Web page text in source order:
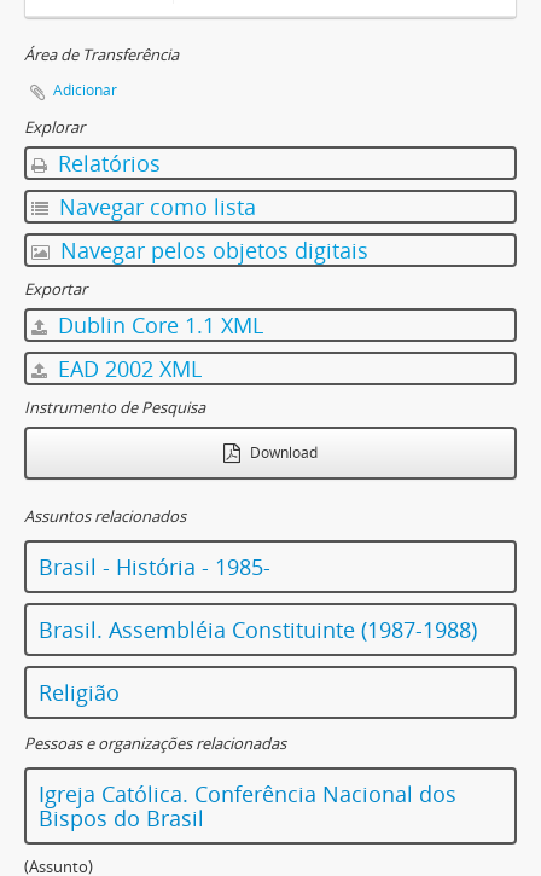
Área de Transferência
Adicionar
Explorar
Relatórios
Navegar como lista
Navegar pelos objetos digitais
Exportar
Dublin Core 1.1 XML
EAD 2002 XML
Instrumento de Pesquisa
Download
Assuntos relacionados
Brasil - História - 1985-
Brasil. Assembléia Constituinte (1987-1988)
Religião
Pessoas e organizações relacionadas
Igreja Católica. Conferência Nacional dos
Bispos do Brasil
(Assunto)